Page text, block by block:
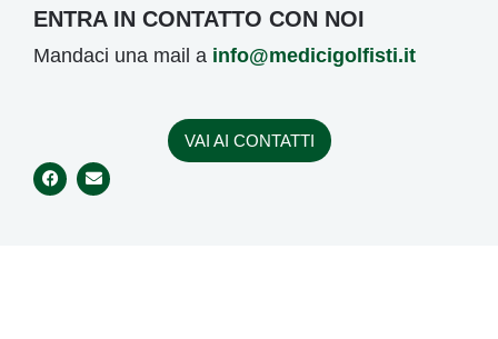
ENTRA IN CONTATTO CON NOI
Mandaci una mail a info@medicigolfisti.it
VAI AI CONTATTI